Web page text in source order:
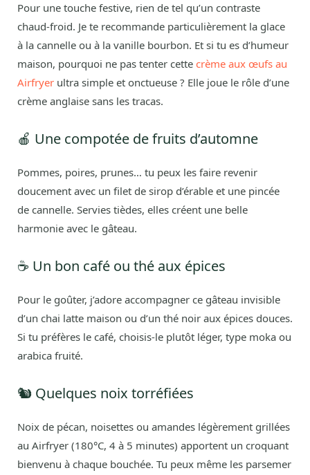
Pour une touche festive, rien de tel qu’un contraste
chaud-froid. Je te recommande particulièrement la glace
à la cannelle ou à la vanille bourbon. Et si tu es d’humeur
maison, pourquoi ne pas tenter cette crème aux œufs au
Airfryer ultra simple et onctueuse ? Elle joue le rôle d’une
crème anglaise sans les tracas.
🍎 Une compotée de fruits d’automne
Pommes, poires, prunes… tu peux les faire revenir
doucement avec un filet de sirop d’érable et une pincée
de cannelle. Servies tièdes, elles créent une belle
harmonie avec le gâteau.
☕ Un bon café ou thé aux épices
Pour le goûter, j’adore accompagner ce gâteau invisible
d’un chai latte maison ou d’un thé noir aux épices douces.
Si tu préfères le café, choisis-le plutôt léger, type moka ou
arabica fruité.
🐿️ Quelques noix torréfiées
Noix de pécan, noisettes ou amandes légèrement grillées
au Airfryer (180°C, 4 à 5 minutes) apportent un croquant
bienvenu à chaque bouchée. Tu peux même les parsemer